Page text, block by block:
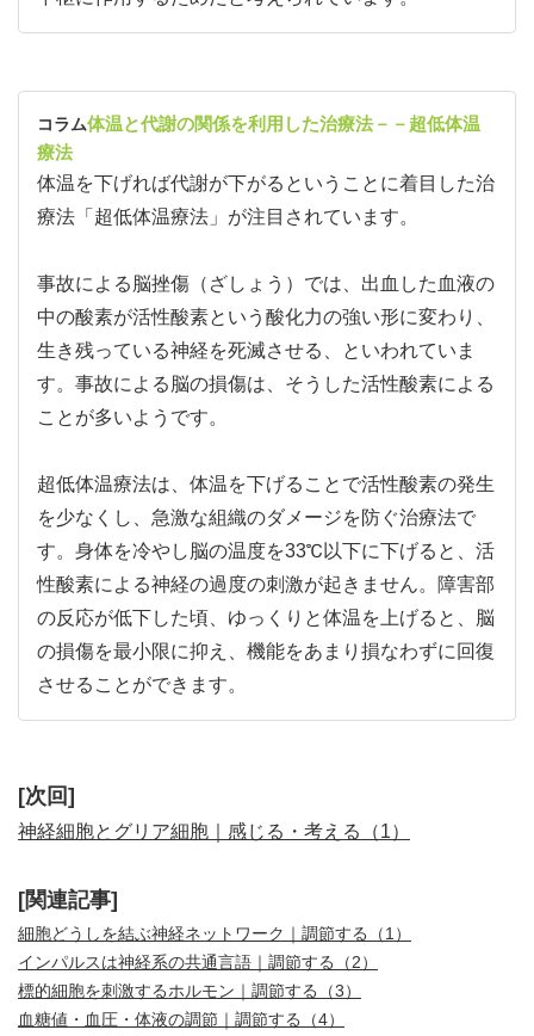
コラム体温と代謝の関係を利用した治療法－－超低体温
療法
体温を下げれば代謝が下がるということに着目した治
療法「超低体温療法」が注目されています。
事故による脳挫傷（ざしょう）では、出血した血液の
中の酸素が活性酸素という酸化力の強い形に変わり、
生き残っている神経を死滅させる、といわれていま
す。事故による脳の損傷は、そうした活性酸素による
ことが多いようです。
超低体温療法は、体温を下げることで活性酸素の発生
を少なくし、急激な組織のダメージを防ぐ治療法で
す。身体を冷やし脳の温度を33℃以下に下げると、活
性酸素による神経の過度の刺激が起きません。障害部
の反応が低下した頃、ゆっくりと体温を上げると、脳
の損傷を最小限に抑え、機能をあまり損なわずに回復
させることができます。
[次回]
神経細胞とグリア細胞｜感じる・考える（1）
[関連記事]
細胞どうしを結ぶ神経ネットワーク｜調節する（1）
インパルスは神経系の共通言語｜調節する（2）
標的細胞を刺激するホルモン｜調節する（3）
血糖値・血圧・体液の調節｜調節する（4）